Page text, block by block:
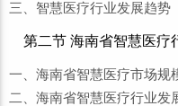
三、智慧医疗行业发展趋势
第二节 海南省智慧医疗
一、海南省智慧医疗市场规
二、海南省智慧医疗行业发